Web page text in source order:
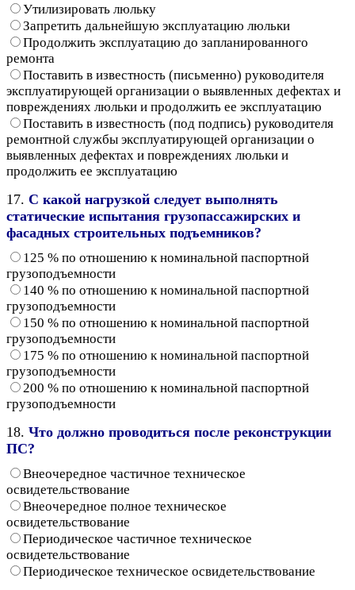
Утилизировать люльку
Запретить дальнейшую эксплуатацию люльки
Продолжить эксплуатацию до запланированного
ремонта
Поставить в известность (письменно) руководителя
эксплуатирующей организации о выявленных дефектах и
повреждениях люльки и продолжить ее эксплуатацию
Поставить в известность (под подпись) руководителя
ремонтной службы эксплуатирующей организации о
выявленных дефектах и повреждениях люльки и
продолжить ее эксплуатацию
17. С какой нагрузкой следует выполнять
статические испытания грузопассажирских и
фасадных строительных подъемников?
125 % по отношению к номинальной паспортной
грузоподъемности
140 % по отношению к номинальной паспортной
грузоподъемности
150 % по отношению к номинальной паспортной
грузоподъемности
175 % по отношению к номинальной паспортной
грузоподъемности
200 % по отношению к номинальной паспортной
грузоподъемности
18. Что должно проводиться после реконструкции
ПС?
Внеочередное частичное техническое
освидетельствование
Внеочередное полное техническое
освидетельствование
Периодическое частичное техническое
освидетельствование
Периодическое техническое освидетельствование